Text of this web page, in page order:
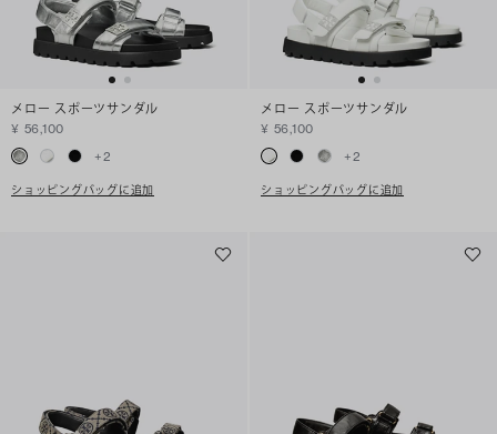
メロー スポーツサンダル
¥ 56,100
+2
ショッピングバッグに追加
メロー スポーツサンダル
¥ 56,100
+2
ショッピングバッグに追加